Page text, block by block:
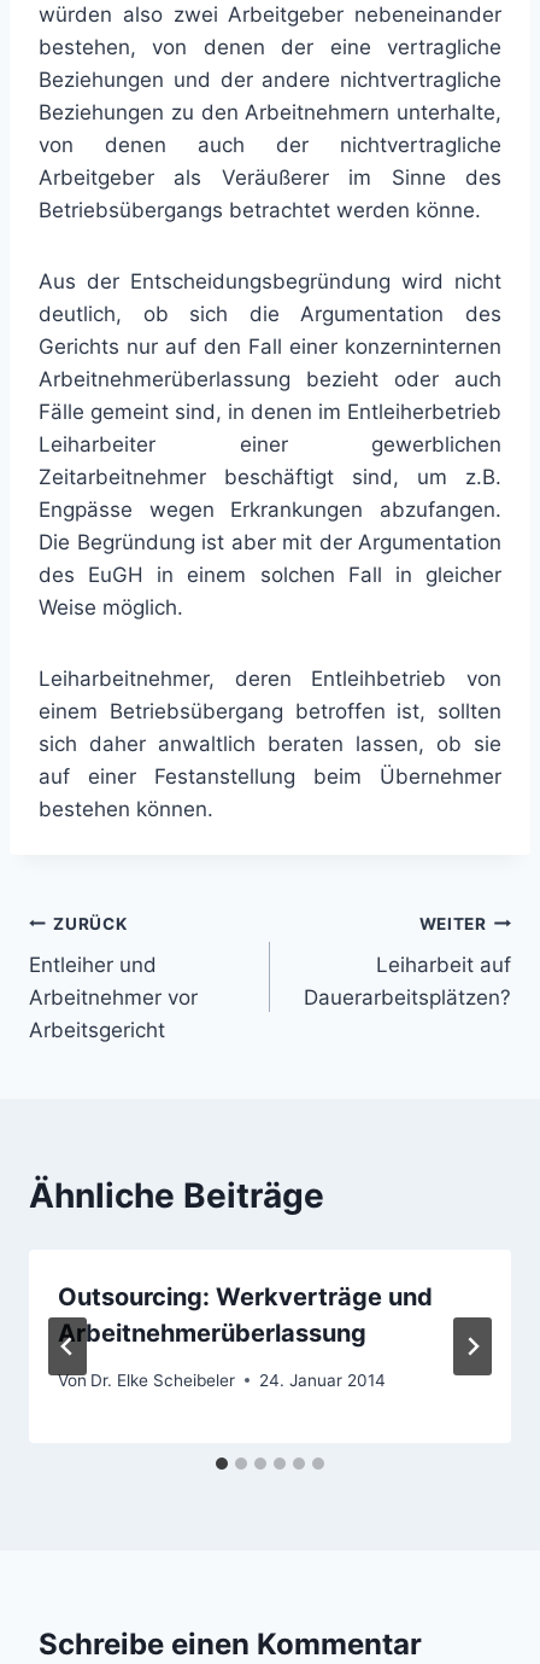
würden also zwei Arbeitgeber nebeneinander
bestehen, von denen der eine vertragliche
Beziehungen und der andere nichtvertragliche
Beziehungen zu den Arbeitnehmern unterhalte,
von denen auch der nichtvertragliche
Arbeitgeber als Veräußerer im Sinne des
Betriebsübergangs betrachtet werden könne.
Aus der Entscheidungsbegründung wird nicht
deutlich, ob sich die Argumentation des
Gerichts nur auf den Fall einer konzerninternen
Arbeitnehmerüberlassung bezieht oder auch
Fälle gemeint sind, in denen im Entleiherbetrieb
Leiharbeiter einer gewerblichen
Zeitarbeitnehmer beschäftigt sind, um z.B.
Engpässe wegen Erkrankungen abzufangen.
Die Begründung ist aber mit der Argumentation
des EuGH in einem solchen Fall in gleicher
Weise möglich.
Leiharbeitnehmer, deren Entleihbetrieb von
einem Betriebsübergang betroffen ist, sollten
sich daher anwaltlich beraten lassen, ob sie
auf einer Festanstellung beim Übernehmer
bestehen können.
Beitragsnavigation
ZURÜCK
Entleiher und
Arbeitnehmer vor
Arbeitsgericht
WEITER
Leiharbeit auf
Dauerarbeitsplätzen?
Ähnliche Beiträge
Outsourcing: Werkverträge und
Arbeitnehmerüberlassung
Von Dr. Elke Scheibeler 24. Januar 2014
Schreibe einen Kommentar